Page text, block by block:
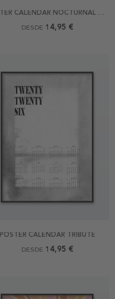
POSTER CALENDAR NOCTURNAL WATERFALL
DESDE 14,95 €
POSTER CALENDAR TRIBUTE
DESDE 14,95 €